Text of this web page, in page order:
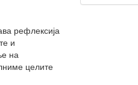
рефлексија
и
на
целите